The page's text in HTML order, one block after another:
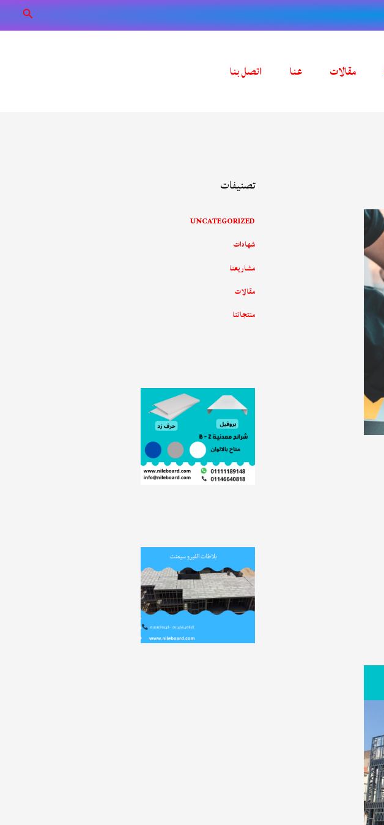
البحث
مقالات عنا اتصل بنا
تصنيفات
UNCATEGORIZED
شهادات
مشاريعنا
مقالات
منتجاتنا